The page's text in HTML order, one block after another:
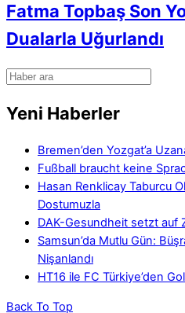
Fatma Topbaş Son
Dualarla Uğurlandı
Yeni Haberler
Bremen’den Yozgat’a
Fußball braucht keine
Hasan Renklicay Taburcu
Dostumuzla
DAK-Gesundheit setzt auf
Samsun’da Mutlu Gün:
Nişanlandı
HT16 ile FC Türkiye’den
Back To Top